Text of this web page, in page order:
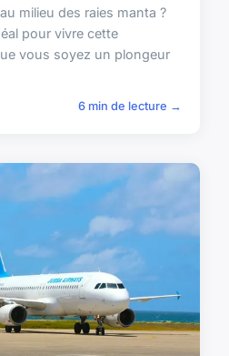
milieu des raies manta ?
pour vivre cette
vous soyez un plongeur
6 min de lecture →